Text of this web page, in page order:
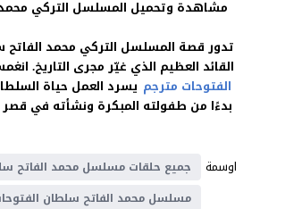
تدور قصة المسلسل التركي محمد الفاتح
القائد العظيم الذي غيّر مجرى التاريخ.
الفتوحات مترجم يسرد العمل حياة
بدءًا من طفولته المبكرة ونشأته في قصر
اوسمة
جميع حلقات مسلسل محمد الفاتح
مسلسل محمد الفاتح سلطان